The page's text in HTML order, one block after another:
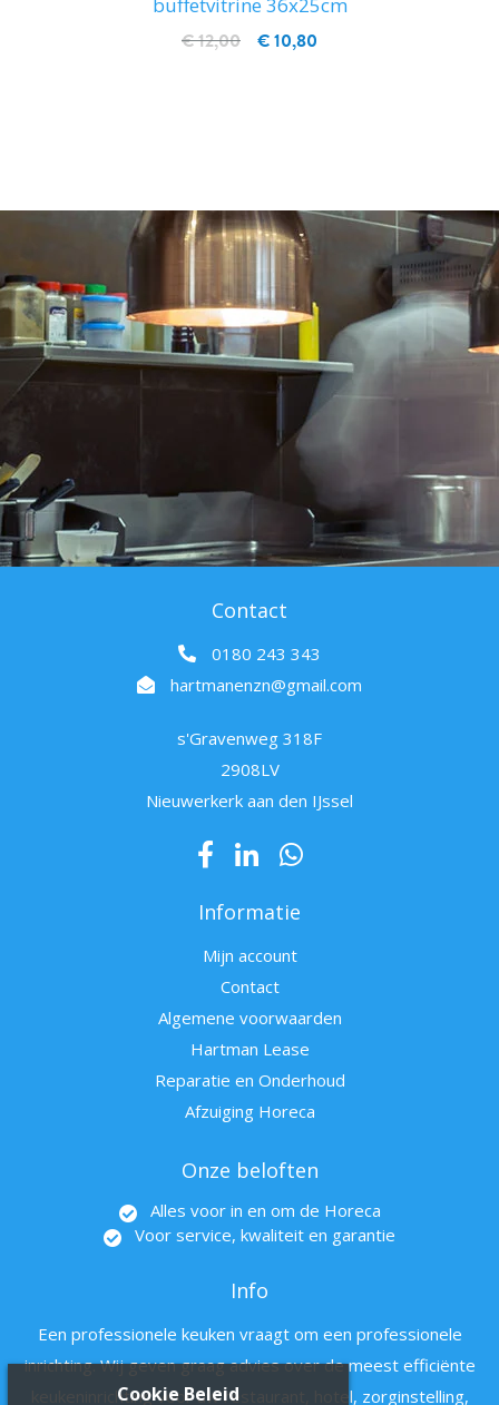
buffetvitrine 36x25cm
€ 10,80
€ 12,00
Contact
0180 243 343
hartmanenzn@gmail.com
s'Gravenweg 318F
2908LV
Nieuwerkerk aan den IJssel
Informatie
Mijn account
Contact
Algemene voorwaarden
Hartman Lease
Reparatie en Onderhoud
Afzuiging Horeca
Onze beloften
Alles voor in en om de Horeca
Voor service, kwaliteit en garantie
Info
Een professionele keuken vraagt om een professionele
inrichting. Wij geven graag advies over de meest efficiënte
keukeninrichting voor uw restaurant, hotel, zorginstelling,
Cookie Beleid